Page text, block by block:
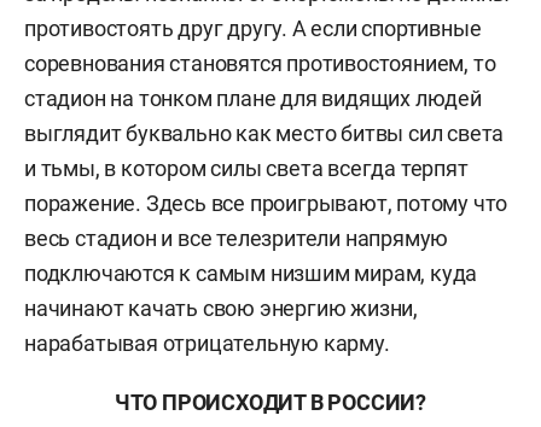
противостоять друг другу. А если спортивные
соревнования становятся противостоянием, то
стадион на тонком плане для видящих людей
выглядит буквально как место битвы сил света
и тьмы, в котором силы света всегда терпят
поражение. Здесь все проигрывают, потому что
весь стадион и все телезрители напрямую
подключаются к самым низшим мирам, куда
начинают качать свою энергию жизни,
нарабатывая отрицательную карму.
ЧТО ПРОИСХОДИТ В РОССИИ?